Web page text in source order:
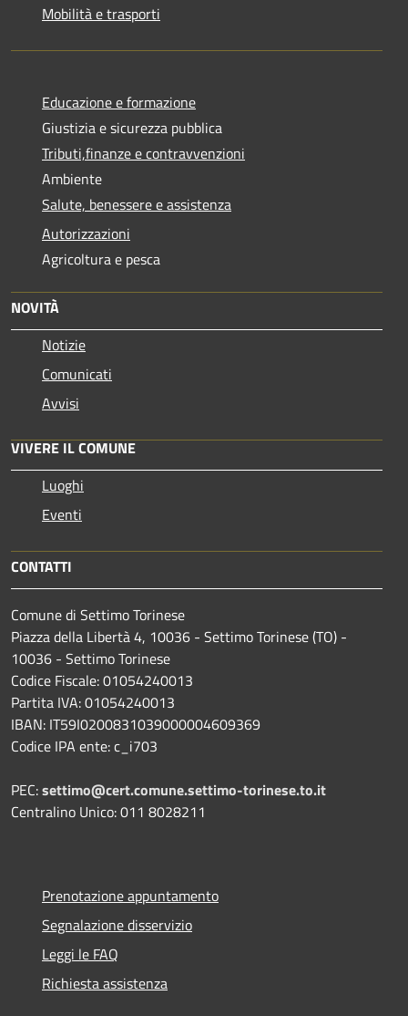
Mobilità e trasporti
Educazione e formazione
Giustizia e sicurezza pubblica
Tributi,finanze e contravvenzioni
Ambiente
Salute, benessere e assistenza
Autorizzazioni
Agricoltura e pesca
NOVITÀ
Notizie
Comunicati
Avvisi
VIVERE IL COMUNE
Luoghi
Eventi
CONTATTI
Comune di Settimo Torinese
Piazza della Libertà 4, 10036 - Settimo Torinese (TO) -
10036 - Settimo Torinese
Codice Fiscale: 01054240013
Partita IVA: 01054240013
IBAN: IT59I0200831039000004609369
Codice IPA ente: c_i703
PEC:settimo@cert.comune.settimo-torinese.to.it
Centralino Unico: 011 8028211
Prenotazione appuntamento
Segnalazione disservizio
Leggi le FAQ
Richiesta assistenza